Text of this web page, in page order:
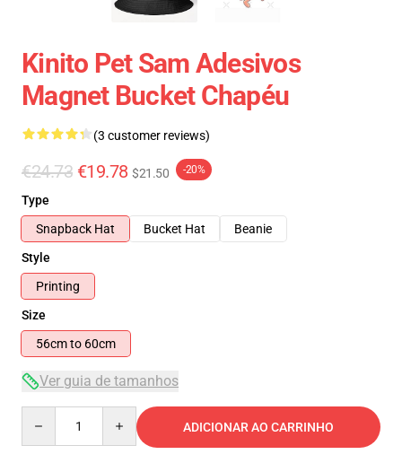
Kinito Pet Sam Adesivos
Magnet Bucket Chapéu
(3 customer reviews)
€24.73 €19.78 $21.50 -20%
Type
Snapback Hat
Bucket Hat
Beanie
Style
Printing
Size
56cm to 60cm
Ver guia de tamanhos
ADICIONAR AO CARRINHO